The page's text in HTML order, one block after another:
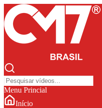
Menu Princial
Início